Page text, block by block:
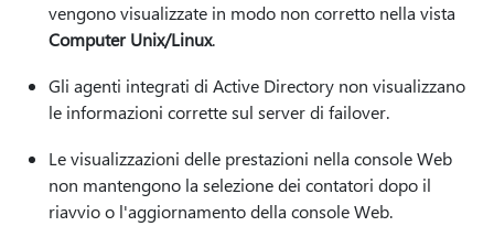
vengono visualizzate in modo non corretto nella vista
Computer Unix/Linux.
Gli agenti integrati di Active Directory non visualizzano
le informazioni corrette sul server di failover.
Le visualizzazioni delle prestazioni nella console Web
non mantengono la selezione dei contatori dopo il
riavvio o l'aggiornamento della console Web.